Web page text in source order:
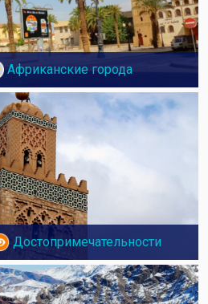
Африканские города
Достопримечательности